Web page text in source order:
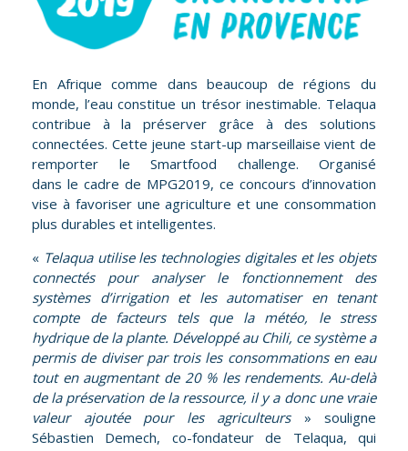
En Afrique comme dans beaucoup de régions du
monde, l’eau constitue un trésor inestimable. Telaqua
contribue à la préserver grâce à des solutions
connectées. Cette jeune start-up marseillaise vient de
remporter le Smartfood challenge. Organisé
dans le cadre de MPG2019, ce concours d’innovation
vise à favoriser une agriculture et une consommation
plus durables et intelligentes.
« Telaqua utilise les technologies digitales et les objets
connectés pour analyser le fonctionnement des
systèmes d’irrigation et les automatiser en tenant
compte de facteurs tels que la météo, le stress
hydrique de la plante. Développé au Chili, ce système a
permis de diviser par trois les consommations en eau
tout en augmentant de 20 % les rendements. Au-delà
de la préservation de la ressource, il y a donc une vraie
valeur ajoutée pour les agriculteurs» souligne
Sébastien Demech, co-fondateur de Telaqua, qui